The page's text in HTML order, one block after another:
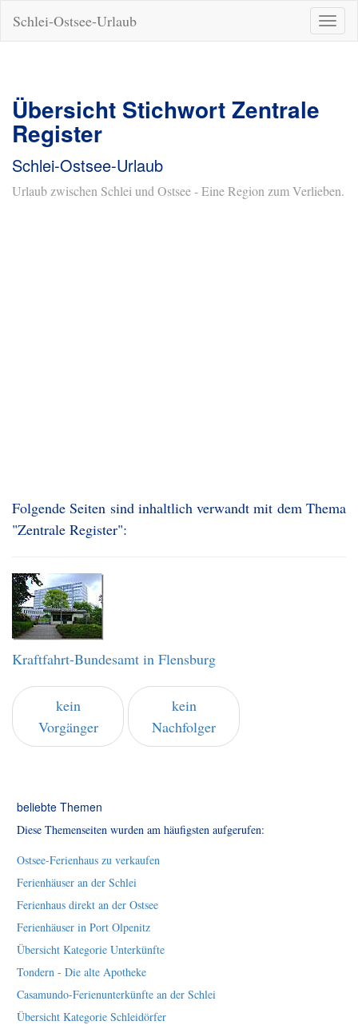
ein-/
Schlei-Ostsee-Urlaub
Übersicht Stichwort Zentrale
Register
Schlei-Ostsee-Urlaub
Urlaub zwischen Schlei und Ostsee - Eine Region zum Verlieben.
Folgende Seiten sind inhaltlich verwandt mit dem Thema
"Zentrale Register":
Kraftfahrt-Bundesamt in Flensburg
kein
Vorgänger
kein
Nachfolger
beliebte Themen
Diese Themenseiten wurden am häufigsten aufgerufen:
Ostsee-Ferienhaus zu verkaufen
Ferienhäuser an der Schlei
Ferienhaus direkt an der Ostsee
Ferienhäuser in Port Olpenitz
Übersicht Kategorie Unterkünfte
Tondern - Die alte Apotheke
Casamundo-Ferienunterkünfte an der Schlei
Übersicht Kategorie Schleidörfer